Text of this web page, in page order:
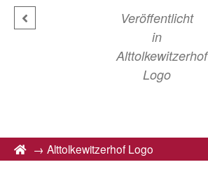
Veröffentlicht
in
Alttolkewitzerhof
Logo
→ Alttolkewitzerhof Logo